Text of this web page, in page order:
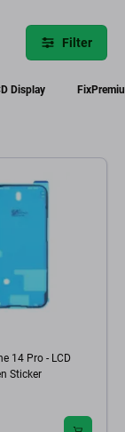
Filter
Display
14 Pro - LCD
Sticker